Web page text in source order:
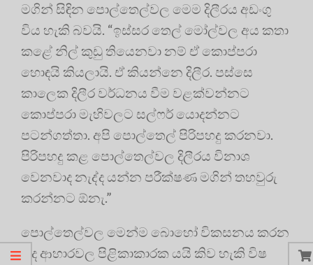
මගින් සිඳින පොල්තෙල්වල මෙම දිලීරය අඩංගු
විය හැකි බවයි. “ඉස්සර තෙල් මෝල්වල අය කතා
කළේ නිල් කුඩු තියෙනවා නම් ඒ කොප්පරා
හොඳයි කියලායි. ඒ කියන්නෙ දිලීර. පස්සෙ
කාලෙක දිලීර වර්ධනය වීම වළක්වන්නට
කොප්පරා මැහිවලට සල්ෆර් යොදන්නට
පටන්ගත්තා. අපි පොල්තෙල් පිරිපහදු කරනවා.
පිරිපහදු කළ පොල්තෙල්වල දිලීරය විනාශ
වෙනවාද නැද්ද යන්න පරීක්ෂණ මගින් තහවුරු
කරන්නට ඕනැ.”
පොල්තෙල්වල මෙන්ම බොහෝ විකසනය කරන
ලද ආහාරවල පිළිකාකාරක යයි කිව හැකි විෂ